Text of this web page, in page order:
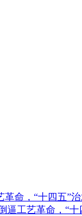
命，“十四五”
逼工艺革命，“十